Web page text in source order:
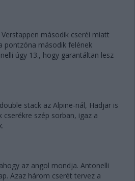
második cseréi miatt
pontzóna második felének
úgy 13., hogy garantáltan lesz
stack az Alpine-nál, Hadjar is
szép sorban, igaz a
az angol mondja. Antonelli
Azaz három cserét tervez a